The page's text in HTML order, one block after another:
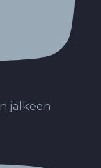
jälkeen